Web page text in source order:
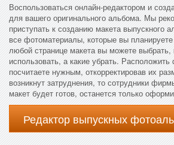
Воспользоваться онлайн-редактором и
для вашего оригинального альбома. Мы
приступать к созданию макета выпускного
все фотоматериалы, которые вы
любой странице макета вы можете выбрать,
использовать, а какие убрать.
посчитаете нужным, откорректировав их
возникнут затруднения, то сотрудники
макет будет готов, останется только
Редактор выпускных